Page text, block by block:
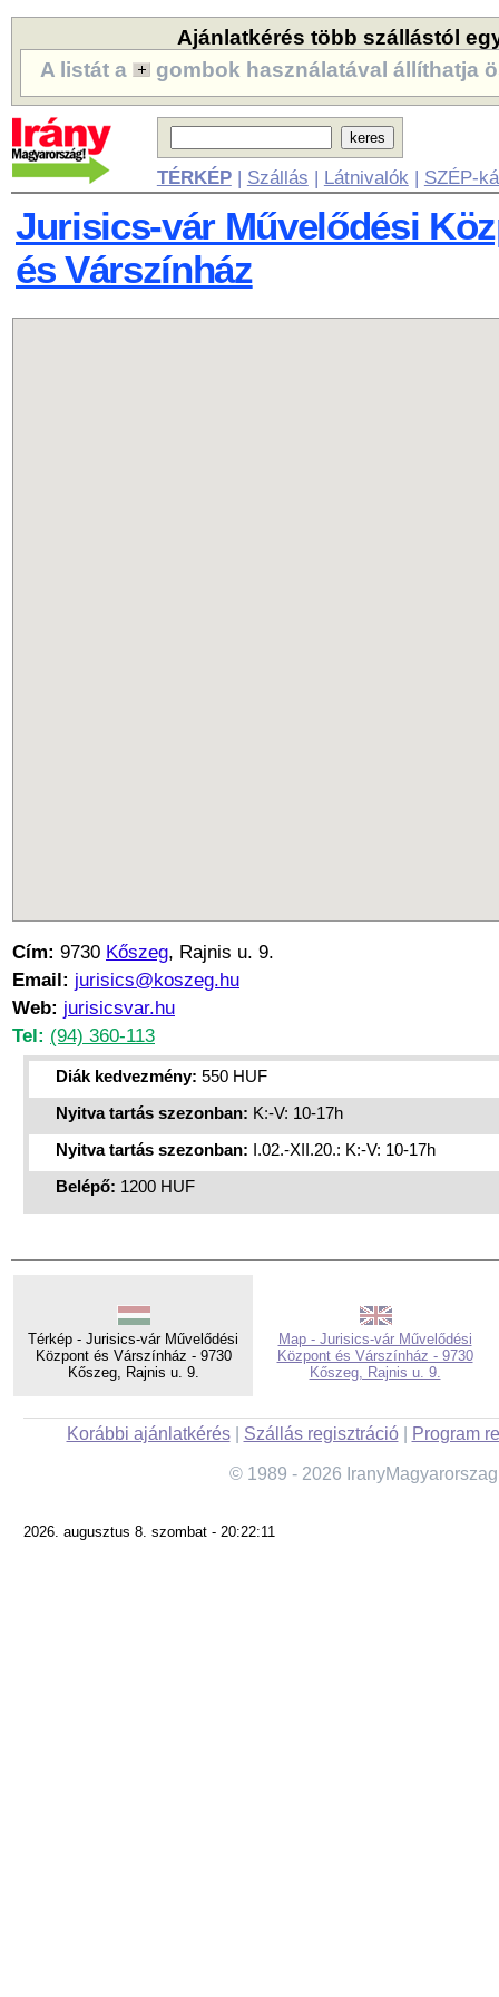
Ajánlatkérés több szállástól
A listát a
gombok használatával állíthatja
TÉRKÉP| Szállás | Látnivalók | SZÉP-
Jurisics-vár Művelődési
és Várszínház
Cím: 9730 Kőszeg, Rajnis u. 9.
Email: jurisics@koszeg.hu
Web: jurisicsvar.hu
Tel: (94) 360-113
Diák kedvezmény: 550 HUF
Nyitva tartás szezonban: K:-V: 10-17h
Nyitva tartás szezonban: I.02.-XII.20.: K:-V: 10-17h
Belépő: 1200 HUF
Térkép - Jurisics-vár Művelődési
Központ és Várszínház - 9730
Kőszeg, Rajnis u. 9.
Map - Jurisics-vár Művelődési
Központ és Várszínház - 9730
Kőszeg, Rajnis u. 9.
Korábbi ajánlatkérés| Szállás regisztráció| Program
© 1989 - 2026
2026. augusztus 8. szombat - 20:22:11